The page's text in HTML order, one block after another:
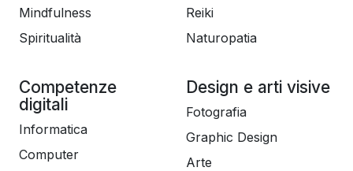
Mindfulness
Spiritualità
Reiki
Naturopatia
Competenze
digitali
Informatica
Computer
Design e arti visive
Fotografia
Graphic Design
Arte